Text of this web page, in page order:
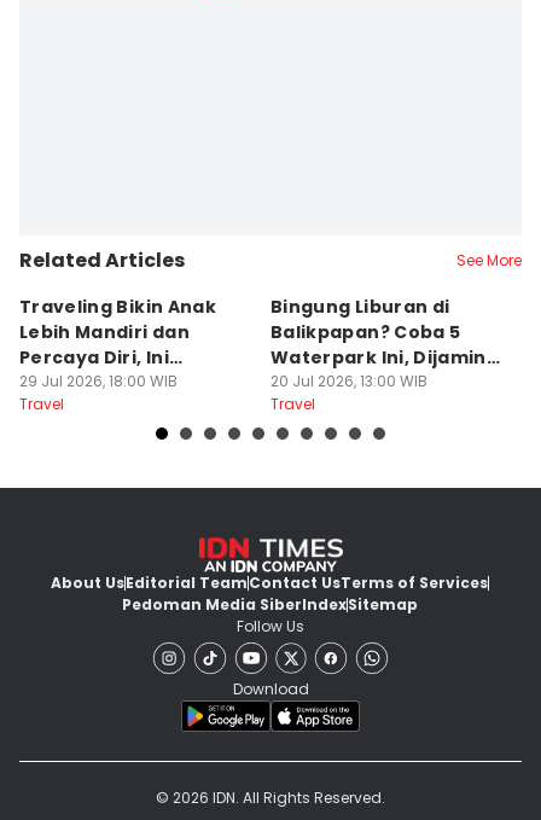
Related Articles See More
Traveling Bikin Anak
Lebih Mandiri dan
Percaya Diri, Ini
Penjelasan Psikolog
29 Jul 2026, 18:00 WIB
Travel
Bingung Liburan di
Balikpapan? Coba 5
Waterpark Ini, Dijamin
Bikin Betah
20 Jul 2026, 13:00 WIB
Travel
About UsEditorial TeamContact UsTerms of Services
Pedoman Media SiberIndexSitemap
Follow Us
Download
© 2026 IDN. All Rights Reserved.